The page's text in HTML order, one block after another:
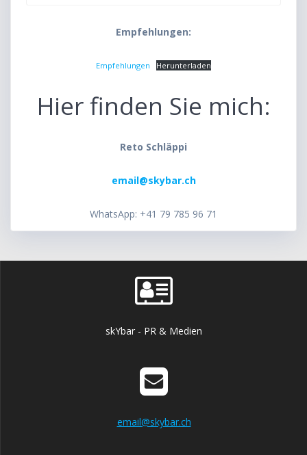
Empfehlungen:
Empfehlungen Herunterladen
Hier finden Sie mich:
Reto Schläppi
email@skybar.ch
WhatsApp: +41 79 785 96 71
skYbar - PR & Medien
email@skybar.ch